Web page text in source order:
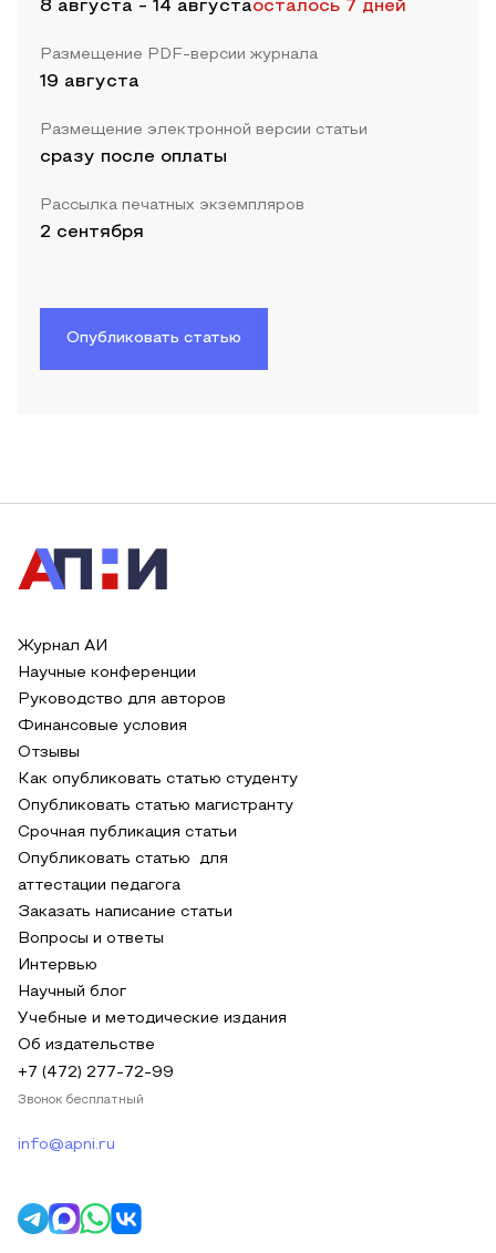
8 августа - 14 августаосталось 7 дней
Размещение PDF-версии журнала
19 августа
Размещение электронной версии статьи
сразу после оплаты
Рассылка печатных экземпляров
2 сентября
Опубликовать статью
Журнал АИ
Научные конференции
Руководство для авторов
Финансовые условия
Отзывы
Как опубликовать статью студенту
Опубликовать статью магистранту
Срочная публикация статьи
Опубликовать статью для
аттестации педагога
Заказать написание статьи
Вопросы и ответы
Интервью
Научный блог
Учебные и методические издания
Об издательстве
+7 (472) 277-72-99
Звонок бесплатный
info@apni.ru